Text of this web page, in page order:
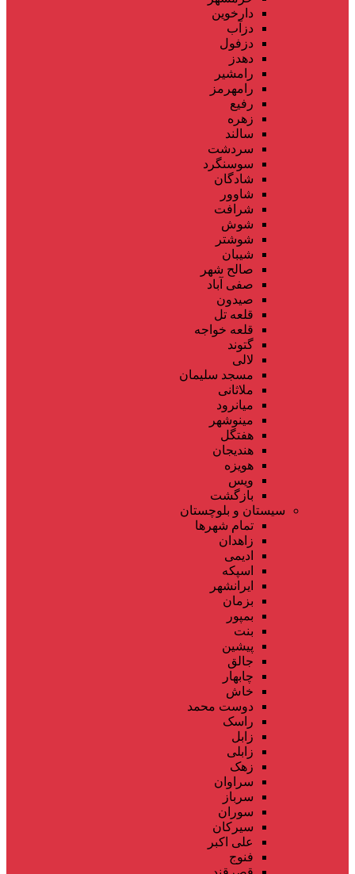
دارخوین
دزآب
دزفول
دهدز
رامشیر
رامهرمز
رفیع
زهره
سالند
سردشت
سوسنگرد
شادگان
شاوور
شرافت
شوش
شوشتر
شیبان
صالح شهر
صفی آباد
صیدون
قلعه تل
قلعه خواجه
گتوند
لالی
مسجد سلیمان
ملاثانی
میانرود
مینوشهر
هفتگل
هندیجان
هویزه
ویس
بازگشت
سیستان و بلوچستان
تمام شهر‌ها
زاهدان
ادیمی
اسپکه
ایرانشهر
بزمان
بمپور
بنت
پیشین
جالق
چابهار
خاش
دوست محمد
راسک
زابل
زابلی
زهک
سراوان
سرباز
سوران
سیرکان
علی اکبر
فنوج